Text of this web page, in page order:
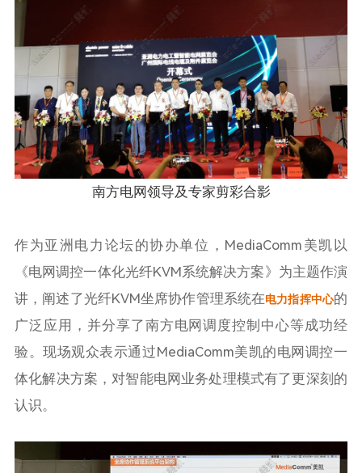
南方电网领导及专家剪彩合影
作为亚洲电力论坛的协办单位，MediaComm美凯以
《电网调控一体化光纤KVM系统解决方案》为主题作演
讲，阐述了光纤KVM坐席协作管理系统在电力指挥中心的
广泛应用，并分享了南方电网调度控制中心等成功经
验。现场观众表示通过MediaComm美凯的电网调控一
体化解决方案，对智能电网业务处理模式有了更深刻的
认识。